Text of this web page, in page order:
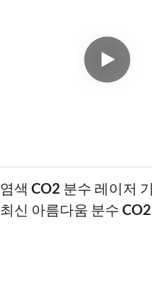
염색 CO2 분수 레이저
최신 아름다움 분수